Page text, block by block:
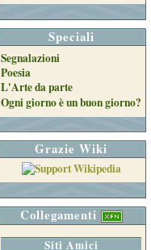
Speciali
Segnalazioni
Poesia
L'Arte da parte
Ogni giorno è un buon giorno?
Grazie Wiki
Collegamenti
Siti Amici